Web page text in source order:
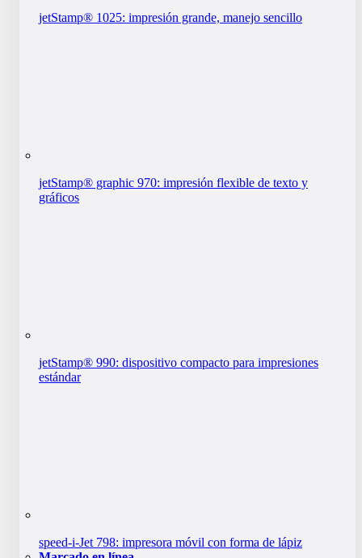
jetStamp® 1025: impresión grande, manejo sencillo
jetStamp® graphic 970: impresión flexible de texto y
gráficos
jetStamp® 990: dispositivo compacto para impresiones
estándar
speed-i-Jet 798: impresora móvil con forma de lápiz